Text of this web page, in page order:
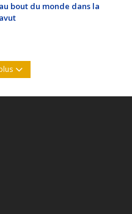
bout du monde dans la